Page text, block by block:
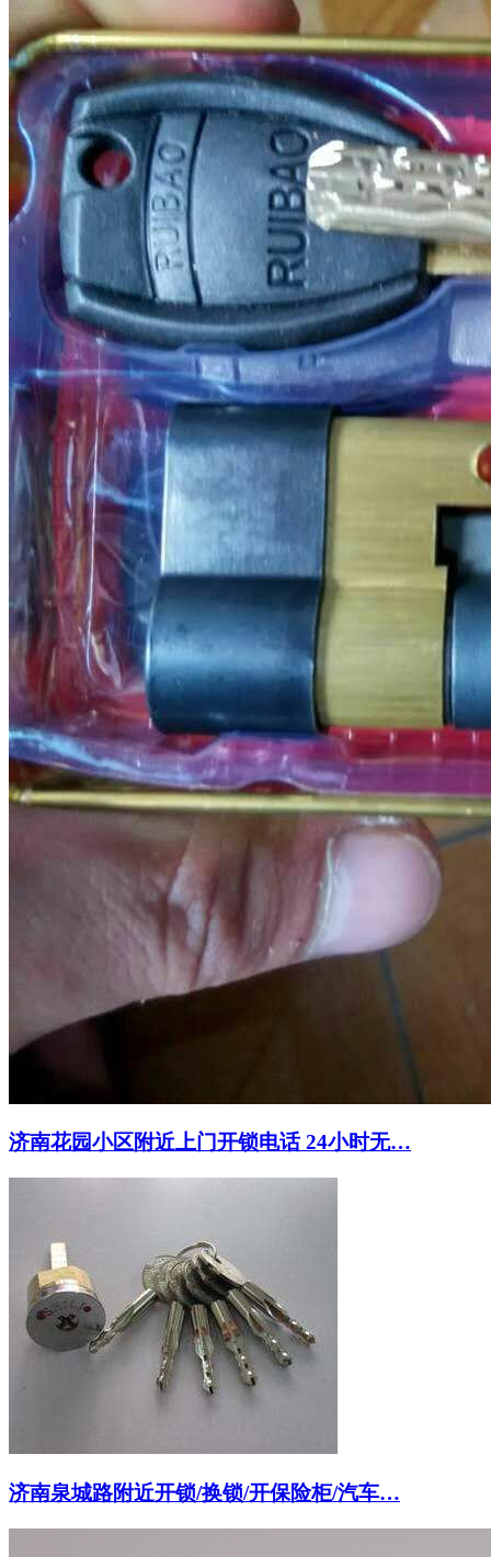
济南花园小区附近上门开锁电话 24小时无…
济南泉城路附近开锁/换锁/开保险柜/汽车…